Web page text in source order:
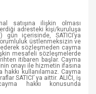
satışına ilişkin olması
adresteki kişi/kuruluşa
içerisinde, SATICI’ya
üstlenmeksizin ve
sözleşmeden cayma
mesafeli sözleşmelerde
itibaren başlar. Cayma
onayı ile hizmetin ifasına
kullanılamaz. Cayma
SATICI’ ya aittir. ALICI, iş
hakkı konusunda